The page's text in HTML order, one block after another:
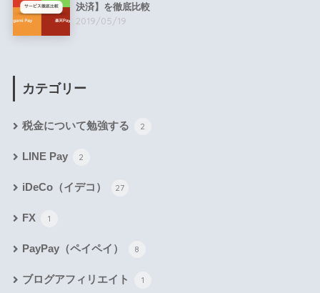
決済】を徹底比較
2019/05/19
カテゴリー
税金について勉強する 2
LINE Pay 2
iDeCo（イデコ） 27
FX 1
PayPay（ペイペイ） 8
ブログアフィリエイト 1